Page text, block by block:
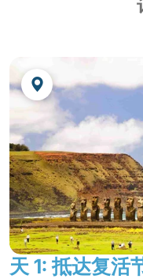
此行程的价格有效
意，7 月底是智利
订，以确保能订到
圣地亚哥
FUNDADOR****
酒店位于首都历史
适客房，配备私人
电视。 餐厅、酒吧
天 1: 抵达复活